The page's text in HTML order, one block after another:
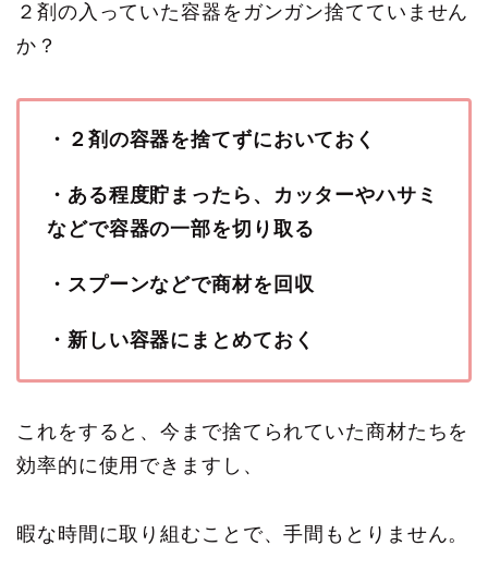
２剤の入っていた容器をガンガン捨てていません
か？
・２剤の容器を捨てずにおいておく
・ある程度貯まったら、カッターやハサミ
などで容器の一部を切り取る
・スプーンなどで商材を回収
・新しい容器にまとめておく
これをすると、今まで捨てられていた商材たちを
効率的に使用できますし、
暇な時間に取り組むことで、手間もとりません。